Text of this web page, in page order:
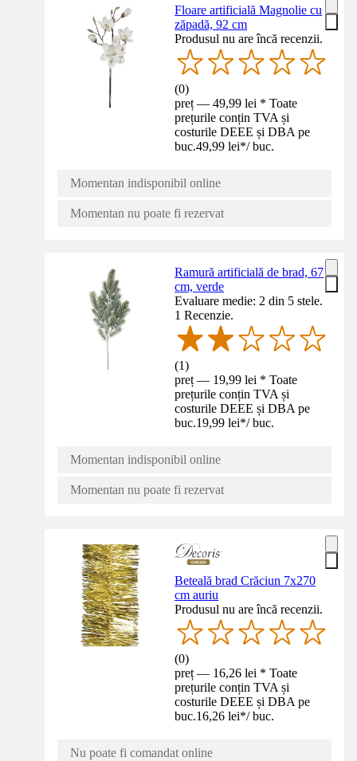
Floare artificială Magnolie cu
zăpadă, 92 cm
Produsul nu are încă recenzii.
(0)
preț — 49,99 lei * Toate
prețurile conțin TVA și
costurile DEEE și DBA pe
buc.49,99 lei*/ buc.
Momentan indisponibil online
Momentan nu poate fi rezervat
Ramură artificială de brad, 67
cm, verde
Evaluare medie: 2 din 5 stele.
1 Recenzie.
(1)
preț — 19,99 lei * Toate
prețurile conțin TVA și
costurile DEEE și DBA pe
buc.19,99 lei*/ buc.
Momentan indisponibil online
Momentan nu poate fi rezervat
Beteală brad Crăciun 7x270
cm auriu
Produsul nu are încă recenzii.
(0)
preț — 16,26 lei * Toate
prețurile conțin TVA și
costurile DEEE și DBA pe
buc.16,26 lei*/ buc.
Nu poate fi comandat online